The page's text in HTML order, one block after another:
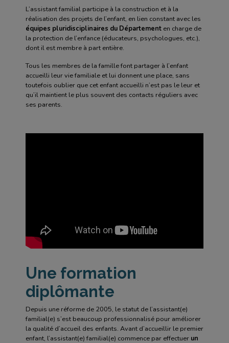
L’assistant familial participe à la construction et à la
réalisation des projets de l’enfant, en lien constant avec les
équipes pluridisciplinaires du Département en charge de
la protection de l’enfance (éducateurs, psychologues, etc.),
dont il est membre à part entière.
Tous les membres de la famille font partager à l’enfant
accueilli leur vie familiale et lui donnent une place, sans
toutefois oublier que cet enfant accueilli n’est pas le leur et
qu’il maintient le plus souvent des contacts réguliers avec
ses parents.
Une formation
diplômante
Depuis une réforme de 2005, le statut de l’assistant(e)
familial(e) s’est beaucoup professionnalisé pour améliorer
la qualité d’accueil des enfants. Avant d’accueillir le premier
enfant, l’assistant(e) familial(e) commence par effectuer un